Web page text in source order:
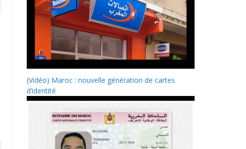
(Vidéo) Maroc : nouvelle génération de cartes
d’identité